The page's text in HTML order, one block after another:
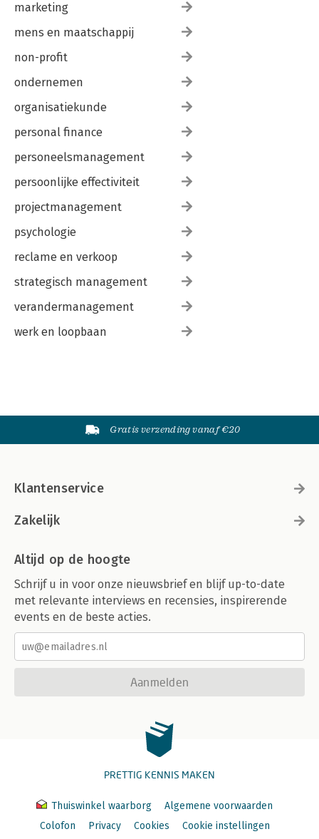
marketing
mens en maatschappij
non-profit
ondernemen
organisatiekunde
personal finance
personeelsmanagement
persoonlijke effectiviteit
projectmanagement
psychologie
reclame en verkoop
strategisch management
verandermanagement
werk en loopbaan
Gratis verzending vanaf €20
Klantenservice
Zakelijk
Altijd op de hoogte
Schrijf u in voor onze nieuwsbrief en blijf up-to-date
met relevante interviews en recensies, inspirerende
events en de beste acties.
Aanmelden
PRETTIG KENNIS MAKEN
Thuiswinkel waarborg
Algemene voorwaarden
Colofon
Privacy Cookies Cookie instellingen